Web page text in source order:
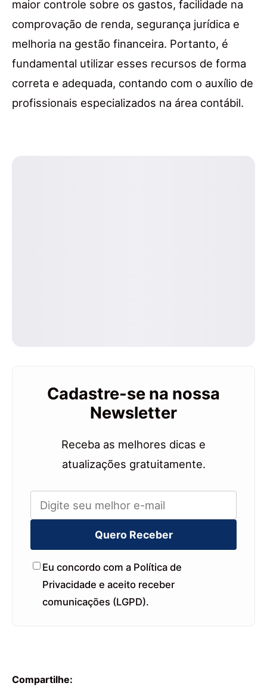
maior controle sobre os gastos, facilidade na
comprovação de renda, segurança jurídica e
melhoria na gestão financeira. Portanto, é
fundamental utilizar esses recursos de forma
correta e adequada, contando com o auxílio de
profissionais especializados na área contábil.
Cadastre-se na nossa
Newsletter
Receba as melhores dicas e
atualizações gratuitamente.
Quero Receber
Eu concordo com a Política de
Privacidade e aceito receber
comunicações (LGPD).
Compartilhe: